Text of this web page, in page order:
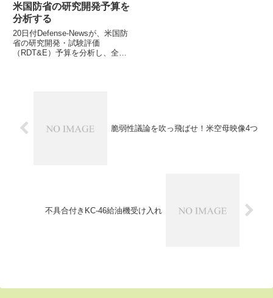
米国防省の研究開発予算を
分析する
20日付Defense-Newsが、米国防
省の研究開発・試験評価
（RDT&E）予算を分析し、全体
脆弱性議論を吹っ飛ばせ！米空母映像4つ
不具合付きKC-46給油機受け入れ